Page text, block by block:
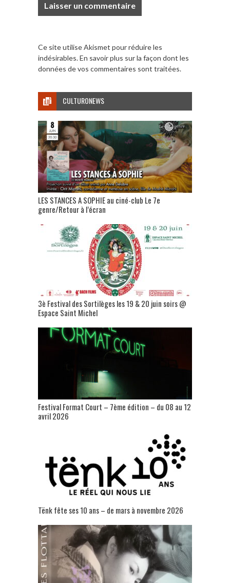
Ce site utilise Akismet pour réduire les
indésirables.En savoir plus sur la façon dont les
données de vos commentaires sont traitées.
CULTURONEWS
LES STANCES A SOPHIE au ciné-club Le 7e
genre/Retour à l’écran
3è Festival des Sortilèges les 19 & 20 juin soirs @
Espace Saint Michel
Festival Format Court – 7ème édition – du 08 au 12
avril 2026
Tënk fête ses 10 ans – de mars à novembre 2026